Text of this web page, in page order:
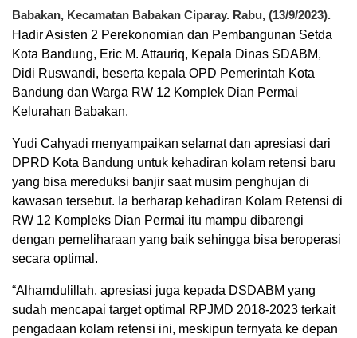
Babakan, Kecamatan Babakan Ciparay. Rabu, (13/9/2023).
Hadir Asisten 2 Perekonomian dan Pembangunan Setda
Kota Bandung, Eric M. Attauriq, Kepala Dinas SDABM,
Didi Ruswandi, beserta kepala OPD Pemerintah Kota
Bandung dan Warga RW 12 Komplek Dian Permai
Kelurahan Babakan.
Yudi Cahyadi menyampaikan selamat dan apresiasi dari
DPRD Kota Bandung untuk kehadiran kolam retensi baru
yang bisa mereduksi banjir saat musim penghujan di
kawasan tersebut. Ia berharap kehadiran Kolam Retensi di
RW 12 Kompleks Dian Permai itu mampu dibarengi
dengan pemeliharaan yang baik sehingga bisa beroperasi
secara optimal.
“Alhamdulillah, apresiasi juga kepada DSDABM yang
sudah mencapai target optimal RPJMD 2018-2023 terkait
pengadaan kolam retensi ini, meskipun ternyata ke depan